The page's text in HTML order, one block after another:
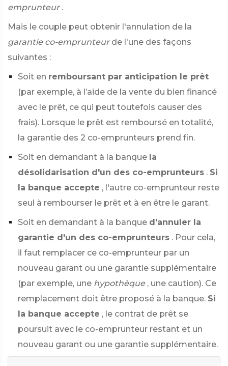
emprunteur .
Mais le couple peut obtenir l'annulation de la
garantie co-emprunteur de l'une des façons
suivantes :
Soit en remboursant par anticipation le prêt
(par exemple, à l’aide de la vente du bien financé
avec le prêt, ce qui peut toutefois causer des
frais). Lorsque le prêt est remboursé en totalité,
la garantie des 2 co-emprunteurs prend fin.
Soit en demandant à la banque la
désolidarisation d'un des co-emprunteurs . Si
la banque accepte , l'autre co-emprunteur reste
seul à rembourser le prêt et à en être le garant.
Soit en demandant à la banque d'annuler la
garantie d'un des co-emprunteurs . Pour cela,
il faut remplacer ce co-emprunteur par un
nouveau garant ou une garantie supplémentaire
(par exemple, une hypothèque , une caution). Ce
remplacement doit être proposé à la banque. Si
la banque accepte , le contrat de prêt se
poursuit avec le co-emprunteur restant et un
nouveau garant ou une garantie supplémentaire.